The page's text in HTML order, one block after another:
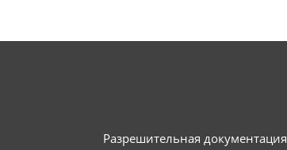
Разрешительная документация